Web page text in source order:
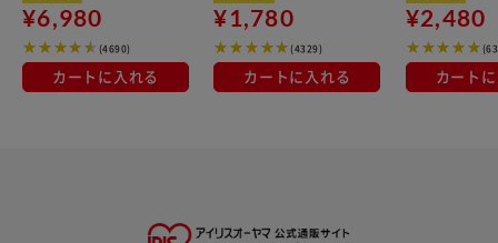
¥6,980
(4690)
カートに入れる
¥1,780
(4329)
カートに入れる
¥2,480
カート